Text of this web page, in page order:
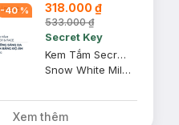
-40% 318.000 ₫
533.000 ₫
Secret Key
Kem Tắm Secret Key Dưỡng Sáng Da Mặt Và Cơ Thể 200g
Snow White Milky Pack
Xem thêm